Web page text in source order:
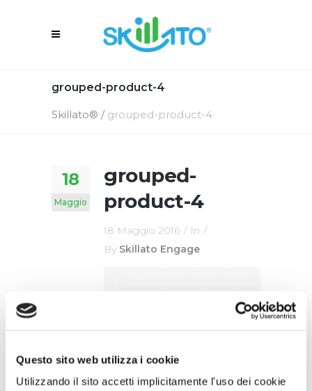
Questo sito web utilizza i cookie
Utilizzando il sito accetti implicitamente l'uso dei cookie
grouped-product-4
Skillato® / grouped-product-4
18
Maggio
grouped-
product-4
18 Maggio 2016
In
By Skillato Engage